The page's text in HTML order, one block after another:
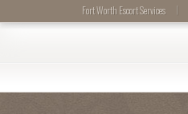
Fort Worth Escort Services |